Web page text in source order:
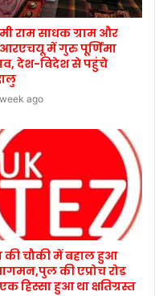
राम साधक ग्राम और
में गुरु पूर्णिमा
देश-विदेश से पहुंचे
ago
की चौकी में बहाल हुआ
की एप्रोच रोड
हिस्सा हुआ था क्षतिग्रस्त